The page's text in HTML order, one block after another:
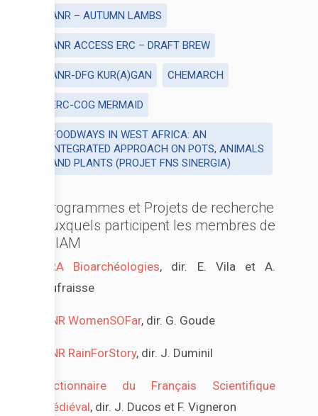
ANR – AUTUMN LAMBS
ANR ACCESS ERC – DRAFT BREW
ANR-DFG KUR(A)GAN CHEMARCH
ERC-COG MERMAID
FOODWAYS IN WEST AFRICA: AN
INTEGRATED APPROACH ON POTS, ANIMALS
AND PLANTS (PROJET FNS SINERGIA)
Programmes et Projets de recherche
auxquels participent les membres de
MIAM
FRA Bioarchéologies, dir. E. Vila et A.
Dufraisse
ANR WomenSOFar, dir. G. Goude
ANR RainForStory, dir. J. Duminil
Dictionnaire du Français Scientifique
Médiéval, dir. J. Ducos et F. Vigneron